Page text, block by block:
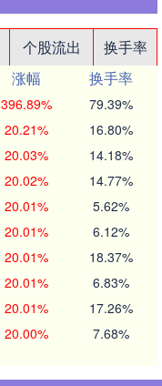
个股流出
换手率
涨幅
换手率
396.89% 79.39%
20.21% 16.80%
20.03% 14.18%
20.02% 14.77%
20.01% 5.62%
20.01% 6.12%
20.01% 18.37%
20.01% 6.83%
20.01% 17.26%
20.00% 7.68%